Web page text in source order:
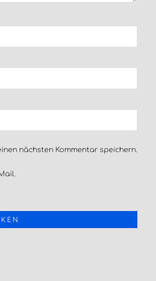
nächsten Kommentar speichern.